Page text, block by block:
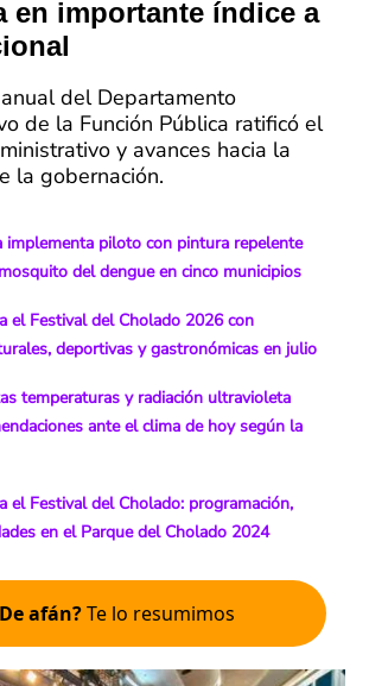
en importante índice a
del Departamento
de la Función Pública ratificó el
y avances hacia la
la gobernación.
implementa piloto con pintura repelente
del dengue en cinco municipios
el Festival del Cholado 2026 con
deportivas y gastronómicas en julio
temperaturas y radiación ultravioleta
ante el clima de hoy según la
el Festival del Cholado: programación,
en el Parque del Cholado 2024
afán?Te lo resumimos